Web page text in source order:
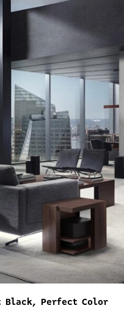
Black, Perfect Color